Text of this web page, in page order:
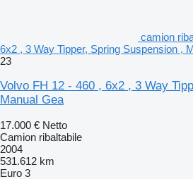
camion
6x2 , 3 Way Tipper, Spring Suspension ,
23
Volvo FH 12 - 460 , 6x2 , 3 Way
Manual Gea
17.000 € Netto
Camion ribaltabile
2004
531.612 km
Euro 3